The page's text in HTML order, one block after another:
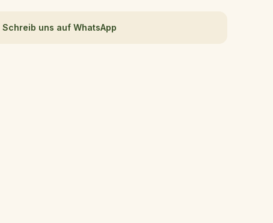
Schreib uns auf WhatsApp